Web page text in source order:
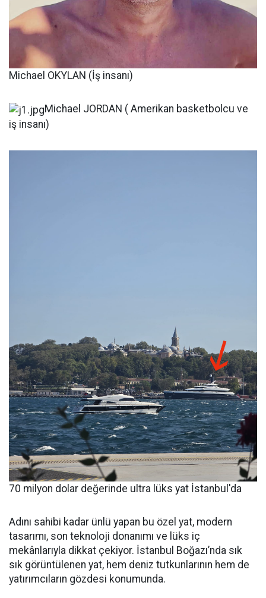
Michael OKYLAN (İş insanı)
Michael JORDAN ( Amerikan basketbolcu ve
iş insanı)
70 milyon dolar değerinde ultra lüks yat İstanbul'da
Adını sahibi kadar ünlü yapan bu özel yat, modern
tasarımı, son teknoloji donanımı ve lüks iç
mekânlarıyla dikkat çekiyor. İstanbul Boğazı’nda sık
sık görüntülenen yat, hem deniz tutkunlarının hem de
yatırımcıların gözdesi konumunda.